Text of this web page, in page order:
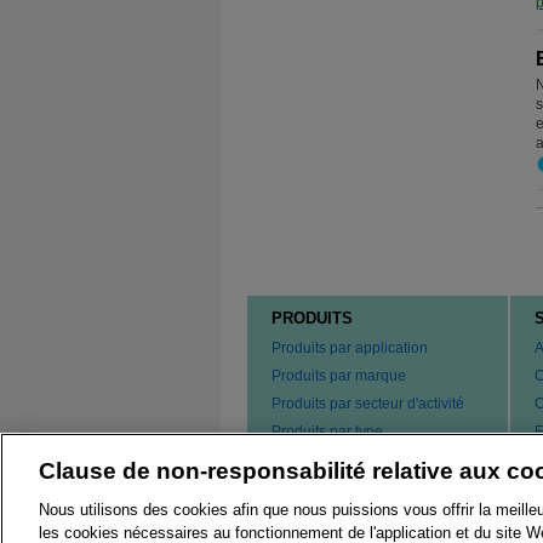
PRODUITS
Produits par application
Produits par marque
Produits par secteur d'activité
Produits par type
Commander nos produits
Clause de non-responsabilité relative aux
Nous utilisons des cookies afin que nous puissions vous offrir la
les cookies nécessaires au fonctionnement de l'application et du site